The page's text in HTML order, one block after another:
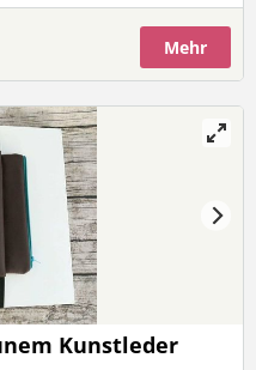
Geld/Bankomatkarte,
und Geldschein/Karten
Mehr
Kunstleder